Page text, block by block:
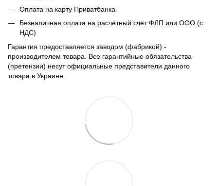
Оплата на карту Приватбанка
Безналичная оплата на расчётный счёт ФЛП или ООО (с
НДС)
Гарантия предоставляется заводом (фабрикой) -
производителем товара. Все гарантийные обязательства
(претензии) несут официальные представители данного
товара в Украине.